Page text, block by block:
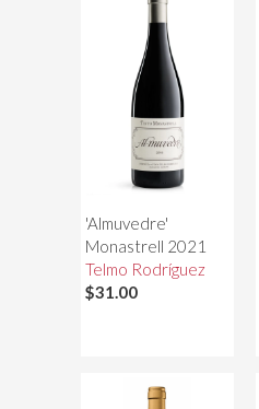
'Almuvedre'
Monastrell 2021
Telmo Rodríguez
$31.00